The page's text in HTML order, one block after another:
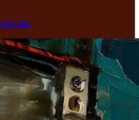
Sơn dầu